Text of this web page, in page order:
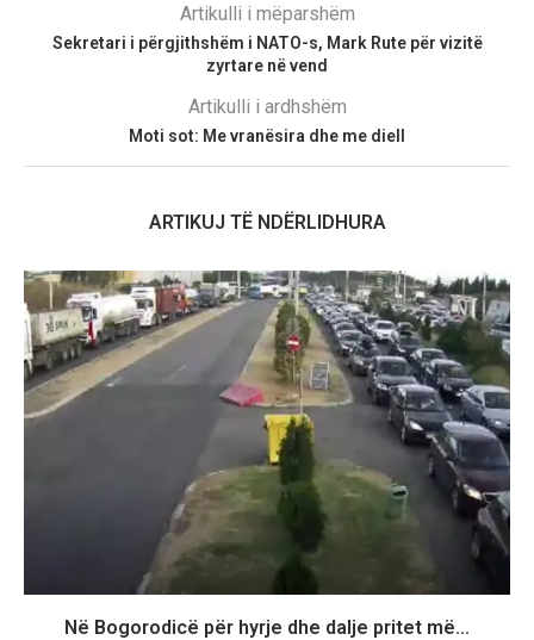
Artikulli i mëparshëm
Sekretari i përgjithshëm i NATO-s, Mark Rute për vizitë
zyrtare në vend
Artikulli i ardhshëm
Moti sot: Me vranësira dhe me diell
ARTIKUJ TË NDËRLIDHURA
Në Bogorodicë për hyrje dhe dalje pritet më...